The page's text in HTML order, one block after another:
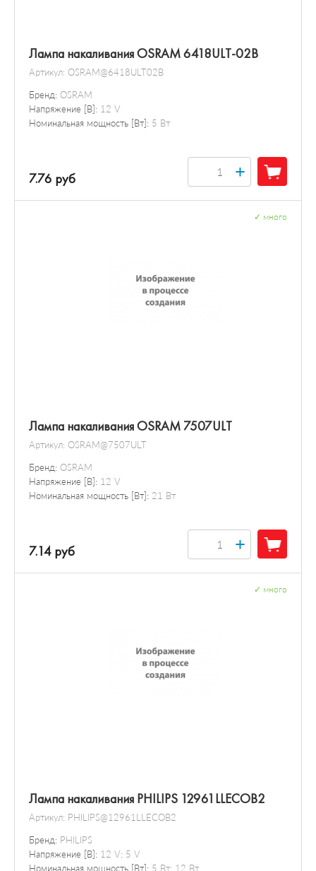
Лампа накаливания OSRAM 6418ULT-02B
Артикул: OSRAM@6418ULT02B
Бренд: OSRAM
Напряжение [В]: 12 V
Номинальная мощность [Вт]: 5 Вт
7.76 руб +
Лампа накаливания OSRAM 7507ULT
Артикул: OSRAM@7507ULT
Бренд: OSRAM
Напряжение [В]: 12 V
Номинальная мощность [Вт]: 21 Вт
много
7.14 руб +
Лампа накаливания PHILIPS 12961LLECOB2
Артикул: PHILIPS@12961LLECOB2
Бренд: PHILIPS
Напряжение [В]: 12 V; 5 V
Номинальная мощность [Вт]: 5 Вт; 12 Вт
много